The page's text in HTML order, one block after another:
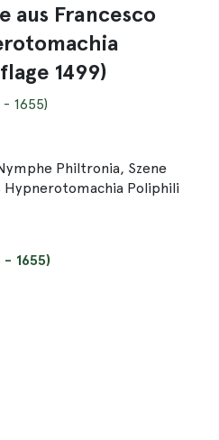
aus Francesco
1499)
1655)
Philtronia, Szene
Hypnerotomachia Poliphili
- 1655)